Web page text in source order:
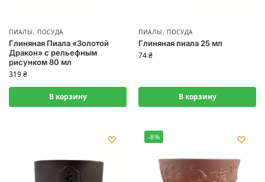
ПИАЛЫ, ПОСУДА
Глиняная Пиала «Золотой
Дракон» с рельефным
рисунком 80 мл
319₴
В корзину
ПИАЛЫ, ПОСУДА
Глиняная пиала 25 мл
74₴
В корзину
-8%